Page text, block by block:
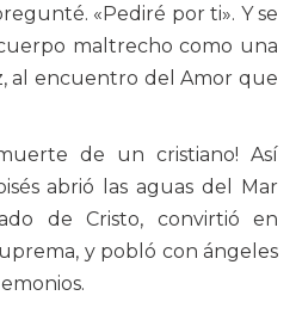
«Pediré por ti». Y se
maltrecho como una
al encuentro del Amor que
de un cristiano! Así
abrió las aguas del Mar
de Cristo, convirtió en
y pobló con ángeles